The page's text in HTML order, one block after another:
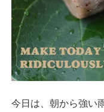
今日は、朝から強い